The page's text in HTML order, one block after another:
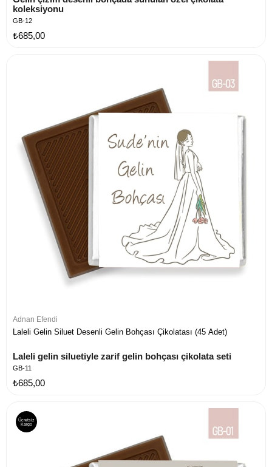
koleksiyonu
GB-12
₺685,00
Adnan Efendi
Laleli Gelin Siluet Desenli Gelin Bohçası Çikolatası (45 Adet)
Laleli gelin siluetiyle zarif gelin bohçası çikolata seti
GB-11
₺685,00
Ücretsiz
Kargo